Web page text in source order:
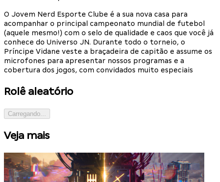
O Jovem Nerd Esporte Clube é a sua nova casa para
acompanhar o principal campeonato mundial de futebol
(aquele mesmo!) com o selo de qualidade e caos que você já
conhece do Universo JN. Durante todo o torneio, o
Príncipe Vidane veste a braçadeira de capitão e assume os
microfones para apresentar nossos programas e a
cobertura dos jogos, com convidados muito especiais
Rolê aleatório
Carregando...
Veja mais